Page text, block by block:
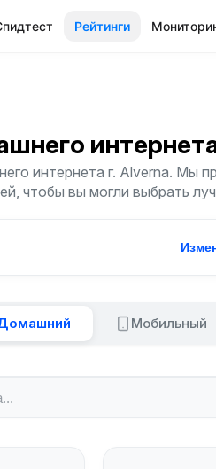
Рейтинги
интернета г. Alverna. Мы
чтобы вы могли выбрать
Мобильный